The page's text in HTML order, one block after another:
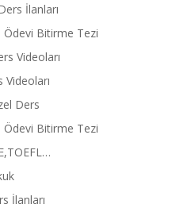
İlanları
Bitirme Tezi
Videoları
Ders
Bitirme Tezi
İlanları